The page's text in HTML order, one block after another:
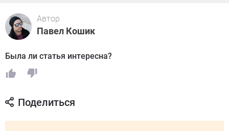
Автор
Павел Кошик
Была ли статья интересна?
Поделиться